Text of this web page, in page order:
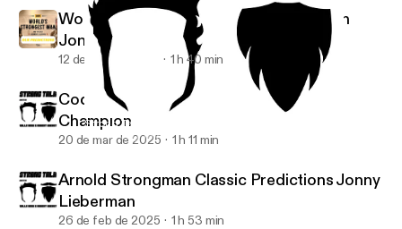
Strong Talk Returns WIth Robert Oberst & Kalle Beck!
The Strong Talk Podcast
Worlds Strongest Man Predictions With
Jonny Lieberman
12 de may de 2025 1 h 40 min
Cody Abell: 80kg Arnold Strongman
Champion
20 de mar de 2025 1 h 11 min
Arnold Strongman Classic Predictions Jonny
Lieberman
26 de feb de 2025 1 h 53 min